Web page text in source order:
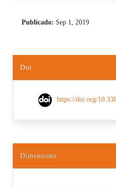
Publicado: Sep 1, 2019
Doi
https://doi.org/
Dimensions